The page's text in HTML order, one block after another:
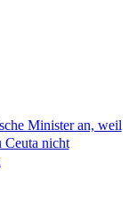
Minister an, weil
Ceuta nicht